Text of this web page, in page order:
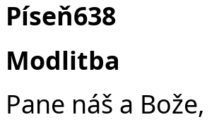
Píseň638
Modlitba
Pane náš a Bože,